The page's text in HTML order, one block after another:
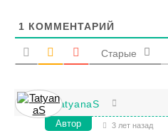
1 КОММЕНТАРИЙ
Старые
TatyanaS
Автор 3 лет назад